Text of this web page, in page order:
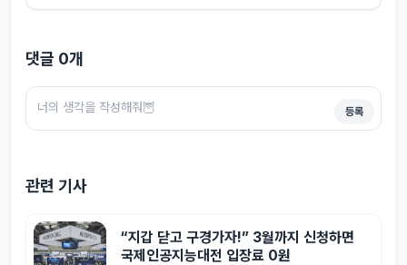
댓글 0개
등록
관련 기사
“지갑 닫고 구경가자!” 3월까지 신청하면
국제인공지능대전 입장료 0원